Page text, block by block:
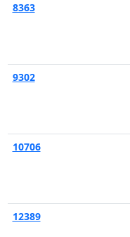
8363
9302
10706
12389